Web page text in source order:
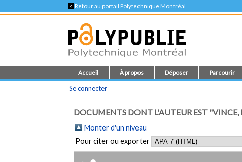
< Retour au portail Polytechnique Montréal
Accueil À propos Déposer Parcourir
Se connecter
DOCUMENTS DONT L'AUTEUR EST "VINCE,
Monter d'un niveau
Pour citer ou exporter